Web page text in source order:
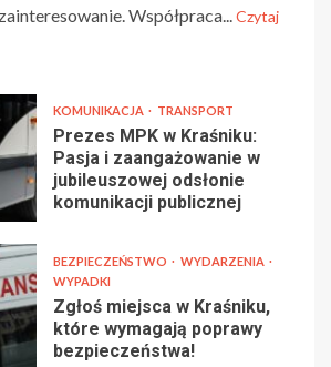
Współpraca...Czytaj
KOMUNIKACJA TRANSPORT
Prezes MPK w Kraśniku:
Pasja i zaangażowanie w
jubileuszowej odsłonie
komunikacji publicznej
BEZPIECZEŃSTWO
WYDARZENIA
WYPADKI
Zgłoś miejsca w Kraśniku,
które wymagają poprawy
bezpieczeństwa!